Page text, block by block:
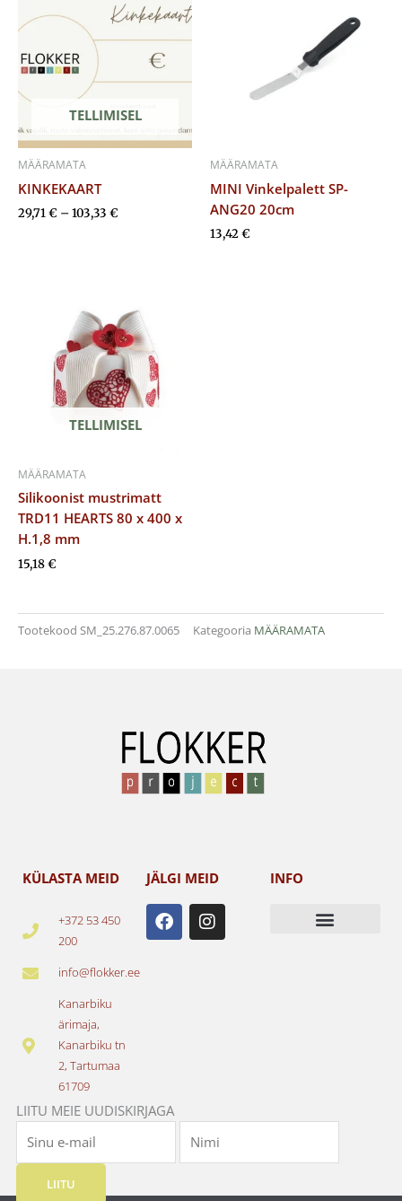
Tootekood SM_25.276.87.0065 Kategooria MÄÄRAMATA
TELLIMISEL
MÄÄRAMATA
KINKEKAART
29,71€ –103,33 €
kuni
103,33 €
MÄÄRAMATA
MINI Vinkelpalett SP-
ANG20 20cm
13,42€
TELLIMISEL
MÄÄRAMATA
Silikoonist mustrimatt
TRD11 HEARTS 80 x 400 x
H.1,8 mm
15,18€
KÜLASTA MEID
+372 53 450
200
info@flokker.ee
Kanarbiku
ärimaja,
Kanarbiku tn
2, Tartumaa
61709
JÄLGI MEID
F
a
c
I
n
s
INFO
LIITU MEIE UUDISKIRJAGA
LIITU